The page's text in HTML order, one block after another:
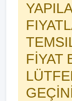
FİYAT